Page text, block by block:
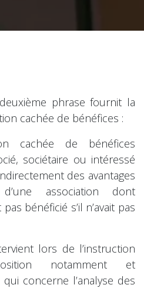
phrase fournit la
cachée de bénéfices :
cachée de bénéfices
sociétaire ou intéressé
des avantages
association dont
bénéficié s’il n’avait pas
lors de l’instruction
notamment et
concerne l’analyse des